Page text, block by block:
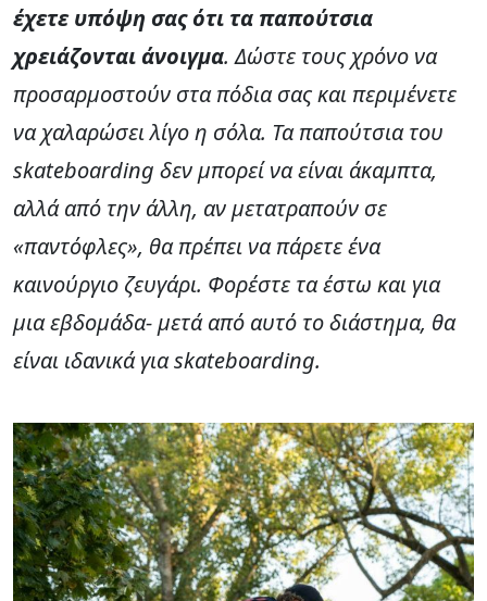
έχετε υπόψη σας ότι τα παπούτσια
χρειάζονται άνοιγμα. Δώστε τους χρόνο να
προσαρμοστούν στα πόδια σας και περιμένετε
να χαλαρώσει λίγο η σόλα. Τα παπούτσια του
skateboarding δεν μπορεί να είναι άκαμπτα,
αλλά από την άλλη, αν μετατραπούν σε
«παντόφλες», θα πρέπει να πάρετε ένα
καινούργιο ζευγάρι. Φορέστε τα έστω και για
μια εβδομάδα- μετά από αυτό το διάστημα, θα
είναι ιδανικά για skateboarding.